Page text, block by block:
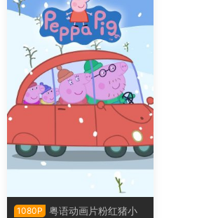
1080P
粤语动画片粉红猪小